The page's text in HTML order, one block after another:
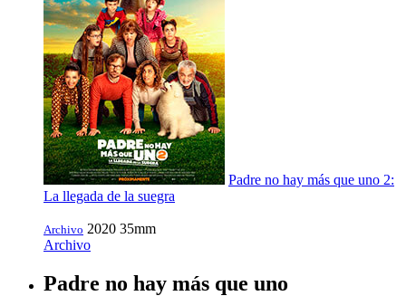
Padre no hay más que uno 2:
La llegada de la suegra
Archivo 2020 35mm
Archivo
Padre no hay más que uno